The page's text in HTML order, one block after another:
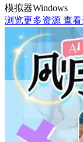
模拟器Windows
浏览更多资源 查看